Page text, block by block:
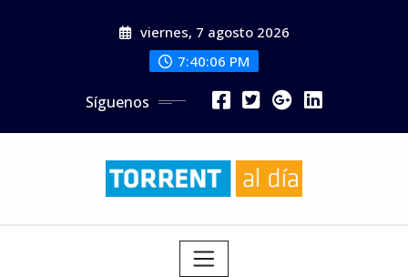
viernes, 7 agosto 2026
7:40:08 PM
Síguenos